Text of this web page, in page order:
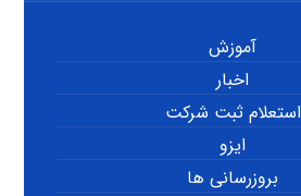
آموزش
اخبار
استعلام ثبت شرکت
ایزو
بروزرسانی ها